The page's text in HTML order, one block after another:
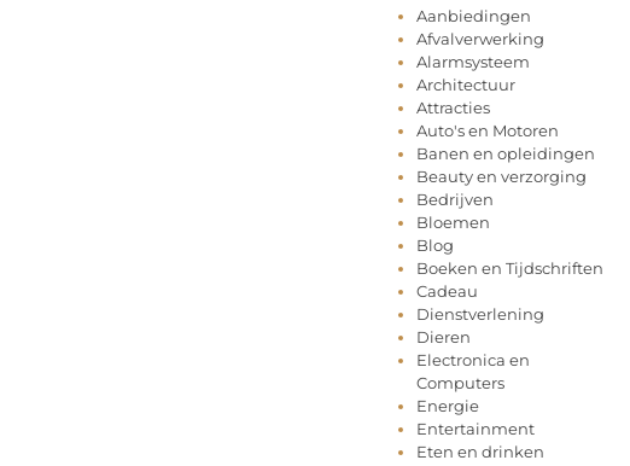
Aanbiedingen
Afvalverwerking
Alarmsysteem
Architectuur
Attracties
Auto's en Motoren
Banen en opleidingen
Beauty en verzorging
Bedrijven
Bloemen
Blog
Boeken en Tijdschriften
Cadeau
Dienstverlening
Dieren
Electronica en
Computers
Energie
Entertainment
Eten en drinken